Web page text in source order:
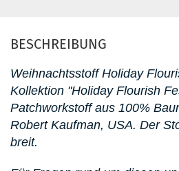
BESCHREIBUNG
Weihnachtsstoff Holiday
Kollektion "Holiday Flourish
Patchworkstoff aus 100%
Robert Kaufman, USA. Der
breit.